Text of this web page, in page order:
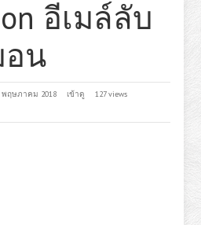
อีเมล์ลับ
น
พฤษภาคม 2018 เข้าดู
127 views